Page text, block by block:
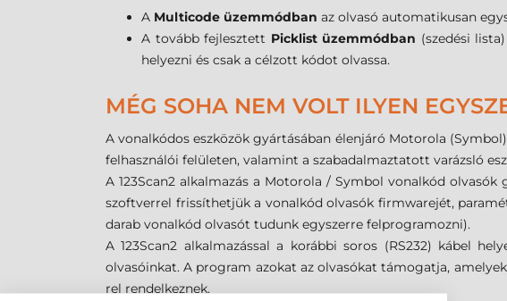
A Multicode üzemmódban az olvasó automatikusan
A tovább fejlesztett Picklist üzemmódban (szedési
helyezni és csak a célzott kódot olvassa.
MÉG SOHA NEM VOLT ILYEN
A vonalkódos eszközök gyártásában élenjáró Motorola
felhasználói felületen, valamint a szabadalmaztatott varázsló
A 123Scan2 alkalmazás a Motorola / Symbol vonalkód
szoftverrel frissíthetjük a vonalkód olvasók firmwarejét,
darab vonalkód olvasót tudunk egyszerre felprogramozni).
A 123Scan2 alkalmazással a korábbi soros (RS232) kábel
olvasóinkat. A program azokat az olvasókat támogatja,
rel rendelkeznek.